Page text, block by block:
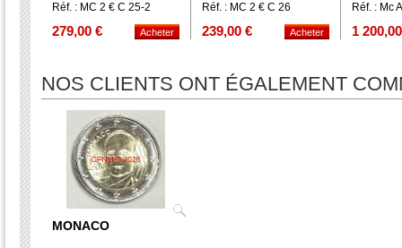
Réf. : MC 2 € C 25-2
279,00 €
Réf. : MC 2 € C 26
239,00 €
Réf. : Mc
1
NOS CLIENTS ONT ÉGALEMENT
MONACO